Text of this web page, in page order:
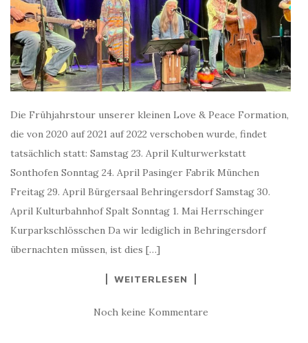
Die Frühjahrstour unserer kleinen Love & Peace Formation,
die von 2020 auf 2021 auf 2022 verschoben wurde, findet
tatsächlich statt: Samstag 23. April Kulturwerkstatt
Sonthofen Sonntag 24. April Pasinger Fabrik München
Freitag 29. April Bürgersaal Behringersdorf Samstag 30.
April Kulturbahnhof Spalt Sonntag 1. Mai Herrschinger
Kurparkschlösschen Da wir lediglich in Behringersdorf
übernachten müssen, ist dies […]
WEITERLESEN
Noch keine Kommentare